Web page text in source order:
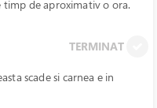
timp de aproximativ o ora.
TERMINAT
scade si carnea e in